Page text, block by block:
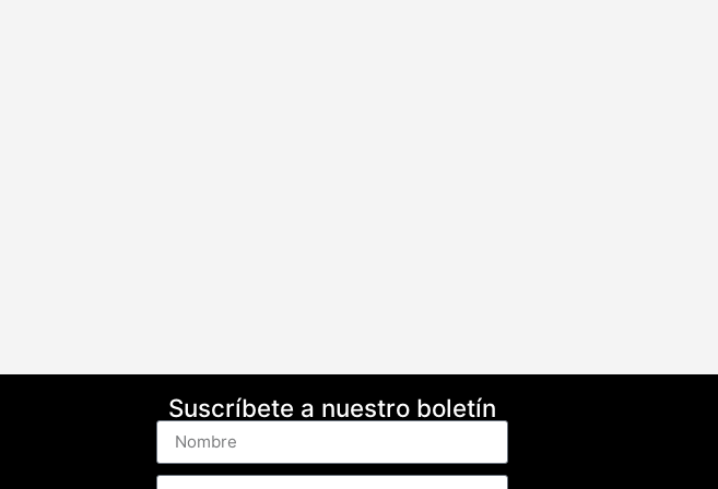
Suscríbete a nuestro boletín